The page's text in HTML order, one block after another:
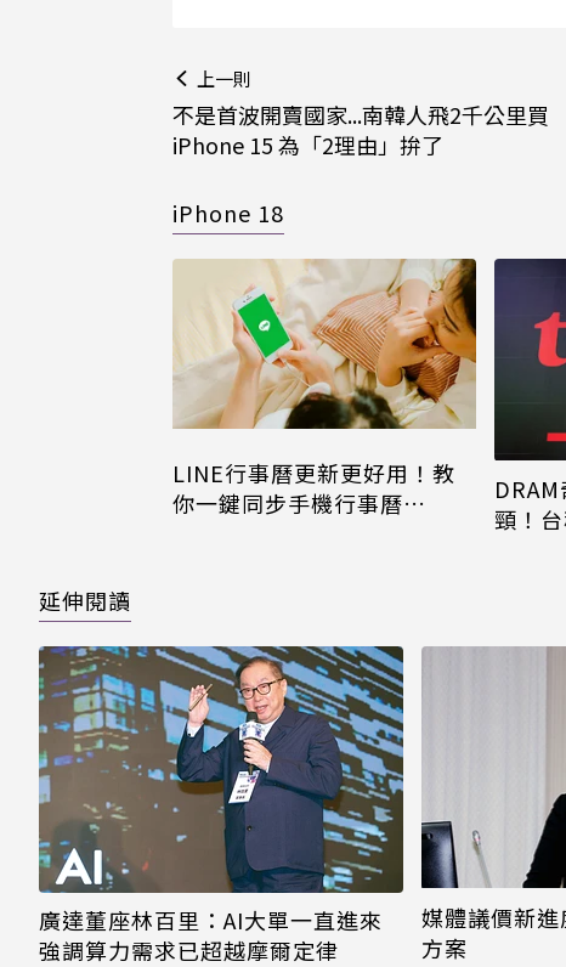
上一則
不是首波開賣國家...南韓人飛2千公里買
iPhone 15 為「2理由」拚了
iPhone 18
LINE行事曆更新更好用！教
你一鍵同步手機行事曆
頸！
延伸閱讀
廣達董座林百里：AI大單一直進來
強調算力需求已超越摩爾定律
媒體議價新
方案